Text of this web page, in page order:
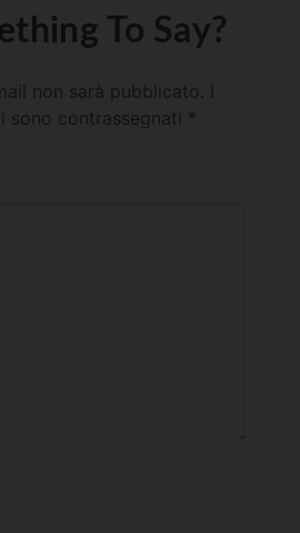
To Say?
non sarà pubblicato.
contrassegnati *